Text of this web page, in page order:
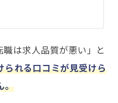
は求人品質が悪い」と
られる口コミが見受けら
。